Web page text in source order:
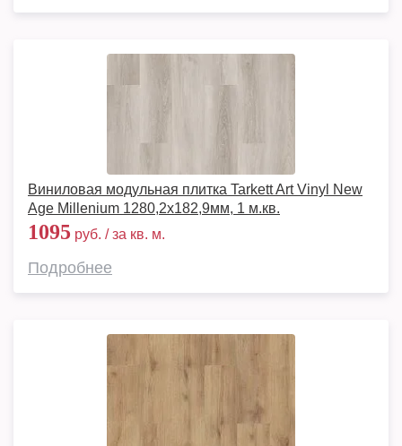
Виниловая модульная плитка Tarkett Art Vinyl New
Age Millenium 1280,2х182,9мм, 1 м.кв.
1095 руб. / за кв. м.
Подробнее